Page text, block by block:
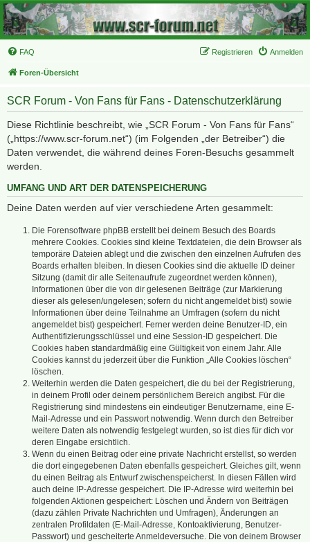
FAQ Anmelden
Registrieren
Foren-Übersicht
SCR Forum - Von Fans für Fans - Datenschutzerklärung
Diese Richtlinie beschreibt, wie „SCR Forum - Von Fans für Fans“
(„https://www.scr-forum.net“) (im Folgenden „der Betreiber“) die
Daten verwendet, die während deines Foren-Besuchs gesammelt
werden.
UMFANG UND ART DER DATENSPEICHERUNG
Deine Daten werden auf vier verschiedene Arten gesammelt:
Die Forensoftware phpBB erstellt bei deinem Besuch des Boards
mehrere Cookies. Cookies sind kleine Textdateien, die dein Browser als
temporäre Dateien ablegt und die zwischen den einzelnen Aufrufen des
Boards erhalten bleiben. In diesen Cookies sind die aktuelle ID deiner
Sitzung (damit dir alle Seitenaufrufe zugeordnet werden können),
Informationen über die von dir gelesenen Beiträge (zur Markierung
dieser als gelesen/ungelesen; sofern du nicht angemeldet bist) sowie
Informationen über deine Teilnahme an Umfragen (sofern du nicht
angemeldet bist) gespeichert. Ferner werden deine Benutzer-ID, ein
Authentifizierungsschlüssel und eine Session-ID gespeichert. Die
Cookies haben standardmäßig eine Gültigkeit von einem Jahr. Alle
Cookies kannst du jederzeit über die Funktion „Alle Cookies löschen“
löschen.
Weiterhin werden die Daten gespeichert, die du bei der Registrierung,
in deinem Profil oder deinem persönlichem Bereich angibst. Für die
Registrierung sind mindestens ein eindeutiger Benutzername, eine E-
Mail-Adresse und ein Passwort notwendig. Wenn durch den Betreiber
weitere Daten als notwendig festgelegt wurden, so ist dies für dich vor
deren Eingabe ersichtlich.
Wenn du einen Beitrag oder eine private Nachricht erstellst, so werden
die dort eingegebenen Daten ebenfalls gespeichert. Gleiches gilt, wenn
du einen Beitrag als Entwurf zwischenspeicherst. In diesen Fällen wird
auch deine IP-Adresse gespeichert. Die IP-Adresse wird weiterhin bei
folgenden Aktionen gespeichert: Löschen und Ändern von Beiträgen
(dazu zählen Private Nachrichten und Umfragen), Änderungen an
zentralen Profildaten (E-Mail-Adresse, Kontoaktivierung, Benutzer-
Passwort) und gescheiterte Anmeldeversuche. Die von deinem Browser